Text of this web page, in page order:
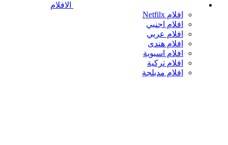
الافلام
افلام Netfilx
افلام اجنبي
افلام عربي
افلام هندى
افلام اسيوية
افلام تركية
افلام مدبلجة